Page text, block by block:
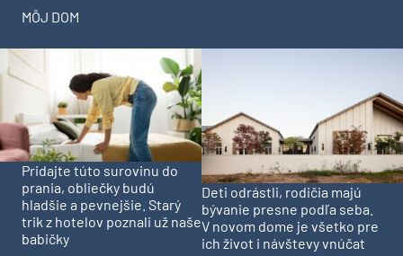
MÔJ DOM
Pridajte túto surovinu do
prania, obliečky budú
hladšie a pevnejšie. Starý
trik z hotelov poznali už naše
babičky
Deti odrástli, rodičia majú
bývanie presne podľa seba.
V novom dome je všetko pre
ich život i návštevy vnúčat